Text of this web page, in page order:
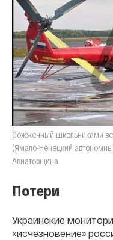
Сожженный школьниками
(Ямало-Ненецкий
Авиаторщина
Потери
Украинские
«исчезновение»